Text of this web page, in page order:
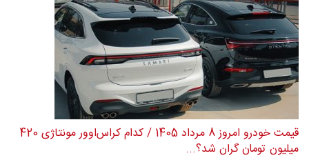
قیمت خودرو امروز 8 مرداد 1405 / کدام کراس‌اوور مونتاژی 420
میلیون تومان گران شد؟...